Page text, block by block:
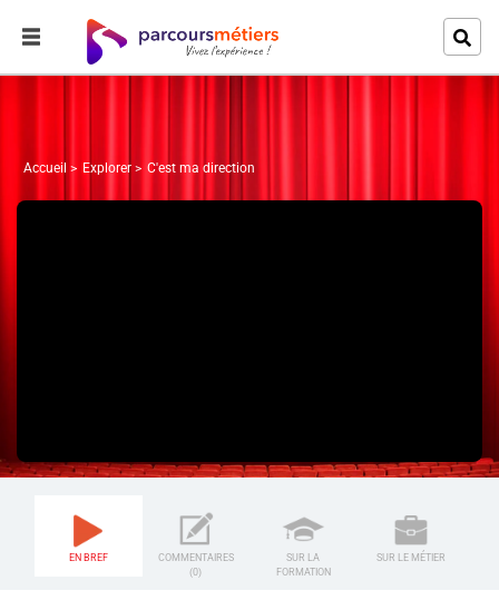
Accueil Explorer C'est ma direction
EN BREF
COMMENTAIRES
(0)
SUR LA
FORMATION
SUR LE MÉTIER